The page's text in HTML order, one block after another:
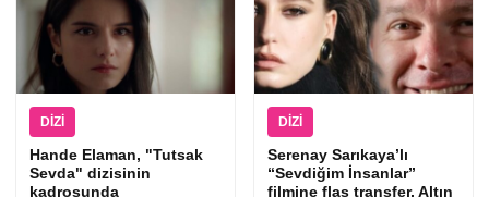
DIZI
Hande Elaman, "Tutsak
Sevda" dizisinin
kadrosunda
DIZI
Serenay Sarıkaya’lı
“Sevdiğim İnsanlar”
filmine flaş transfer, Altın